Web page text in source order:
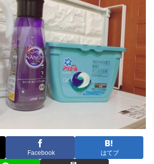
Facebook はてブ